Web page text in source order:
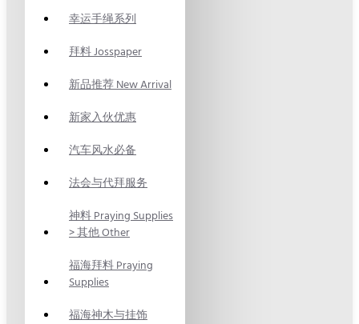
幸运手绳系列
拜料 Josspaper
新品推荐 New Arrival
新家入伙优惠
汽车风水必备
法会与代拜服务
神料 Praying Supplies
> 其他 Other
福海拜料 Praying
Supplies
福海神木与挂饰